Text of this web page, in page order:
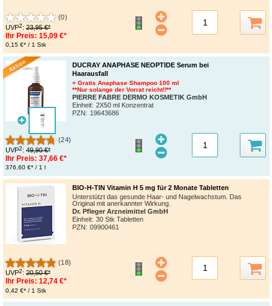
(0)
UVP2: 23,95 €*
Ihr Preis: 15,09 €*
0,15 €* / 1 Stk
DUCRAY ANAPHASE NEOPTIDE Serum bei
Haarausfall
+ Gratis Anaphase Shampoo 100 ml
**Nur solange der Vorrat reicht!!**
PIERRE FABRE DERMO KOSMETIK GmbH
Einheit: 2X50 ml Konzentrat
PZN: 19643686
(24)
UVP2: 49,90 €*
Ihr Preis: 37,66 €*
376,60 €* / 1 l
BIO-H-TIN Vitamin H 5 mg für 2 Monate Tabletten
Unterstützt das gesunde Haar- und Nagelwachstum. Das
Original mit anerkannter Wirkung.
Dr. Pfleger Arzneimittel GmbH
Einheit: 30 Stk Tabletten
PZN: 09900461
(18)
UVP2: 20,50 €*
Ihr Preis: 12,74 €*
0,42 €* / 1 Stk